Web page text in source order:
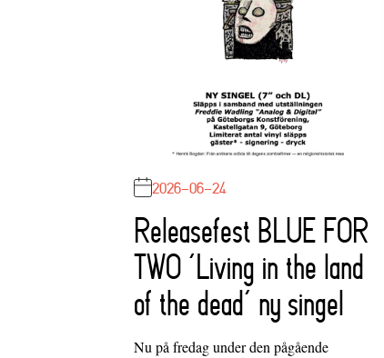
2026-06-24
Releasefest BLUE FOR
TWO ‘Living in the land
of the dead’ ny singel
Nu på fredag under den pågående